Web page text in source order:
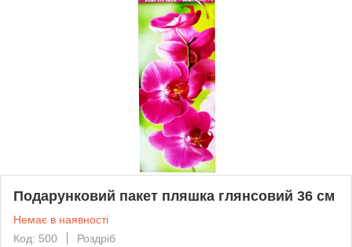
Подарунковий пакет пляшка глянсовий 36 см
Немає в наявності
Код: 500
Роздріб